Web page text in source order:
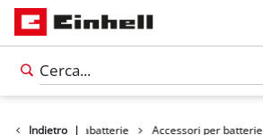
Indietro |
Batterie / Caricabatterie Accessori per batterie